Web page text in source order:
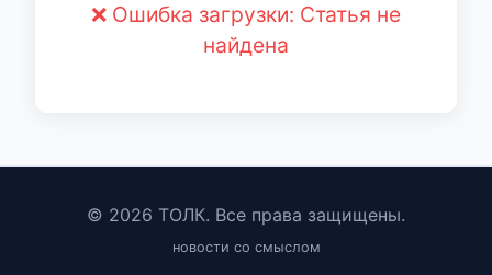
❌ Ошибка загрузки: Статья не
найдена
© 2026 ТОЛК. Все права защищены.
новости со смыслом